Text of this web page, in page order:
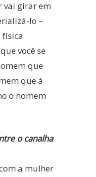
vai girar em
lo –
você se
que
que à
o homem
o canalha
a mulher